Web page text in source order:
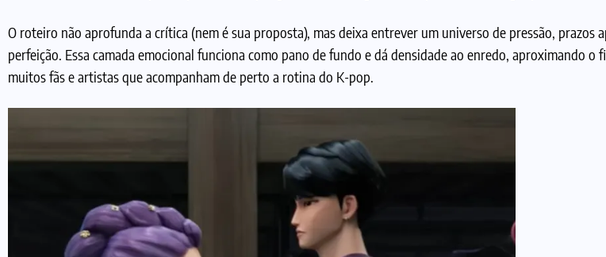
O roteiro não aprofunda a crítica (nem é sua proposta), mas deixa entrever um universo de pressão, prazos
perfeição. Essa camada emocional funciona como pano de fundo e dá densidade ao enredo, aproximando o
muitos fãs e artistas que acompanham de perto a rotina do K-pop.